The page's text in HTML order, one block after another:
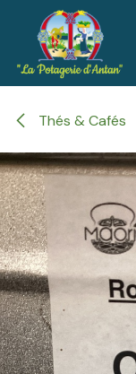
Se rendre au contenu
Thés & Cafés